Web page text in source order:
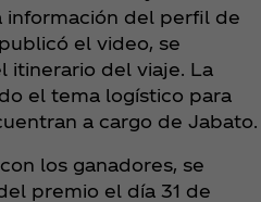
información del perfil de
el video, se
itinerario del viaje. La
el tema logístico para
a cargo de Jabato.
los ganadores, se
premio el día 31 de